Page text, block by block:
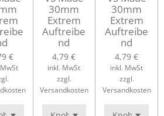
€
30mm
Extrem
Auftreibe
nd
4,79 €
inkl. MwSt
zzgl.
Versandkosten
30mm
Extrem
Auftreibe
nd
4,79 €
inkl. MwSt
zzgl.
Versandkosten